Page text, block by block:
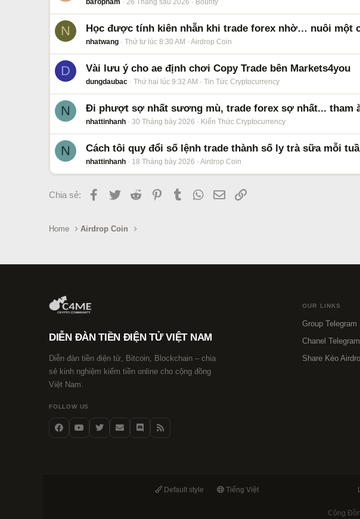
baropham 26 Tháng sáu 2026 Bounty
N Học được tính kiên nhẫn khi trade forex nhờ… nuôi một
nhatwang Thứ tư lúc 8:30 AM Airdrop Coin
D Vài lưu ý cho ae định chơi Copy Trade bên Markets4you
dungdaubac Thứ hai lúc 9:32 AM Tin Tức Cryptocurrency
N Đi phượt sợ nhất sương mù, trade forex sợ nhất... tham
nhattinhanh 30 Tháng bảy 2026 Kiến Thức Cryptocurrency
N Cách tôi quy đổi số lệnh trade thành số ly trà sữa mỗi
nhattinhanh 18 Tháng bảy 2026 Airdrop Coin
Chia sẻ: Facebook
Twitter Reddit PinterestTumblr WhatsApp
Email
Home Airdrop Coin
DIỄN ĐÀN TIỀN ĐIỆN TỬ VIỆT NAM
Diễn đàn tiền điện tử, Bitcoin, Blockchain – chia
sẻ kinh nghiệm kiếm tiền online cho cộng đồng
Việt Nam.
FOLLOW US
OUR LINKS
Group Telegram
Chanel Telegram
Share Kèo
Default style Tiếng Việt
Cộng